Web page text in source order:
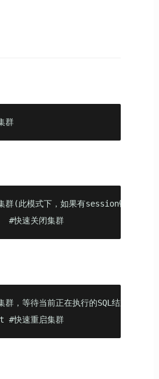
群
(此模式下，如果有session链接，关
快速关闭集群
，等待当前正在执行的SQL结束(此模
快速重启集群